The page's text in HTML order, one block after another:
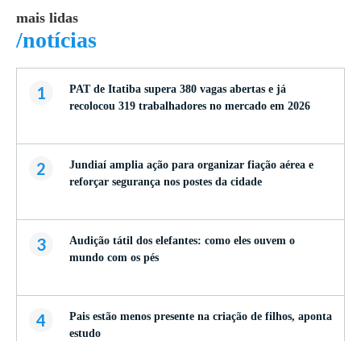
mais lidas
/notícias
1
PAT de Itatiba supera 380 vagas abertas e já
recolocou 319 trabalhadores no mercado em 2026
2
Jundiaí amplia ação para organizar fiação aérea e
reforçar segurança nos postes da cidade
3
Audição tátil dos elefantes: como eles ouvem o
mundo com os pés
4
Pais estão menos presente na criação de filhos, aponta
estudo